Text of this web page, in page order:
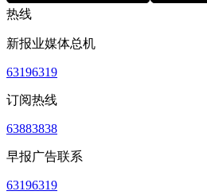
热线
新报业媒体总机
63196319
订阅热线
63883838
早报广告联系
63196319